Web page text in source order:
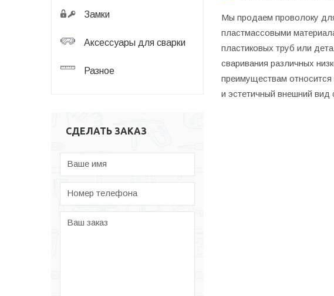
Замки
Аксессуары для сварки
Разное
СДЕЛАТЬ ЗАКАЗ
Ваше имя
Номер телефона
Ваш заказ
Мы продаем проволоку
пластмассовыми
пластиковых труб или
сваривания различных
преимуществам относится
и эстетичный внешний вид